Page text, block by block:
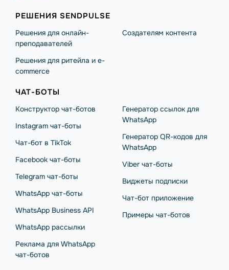
РЕШЕНИЯ SENDPULSE
Решения для онлайн-
преподавателей
Решения для ритейла и e-
commerce
Создателям контента
ЧАТ-БОТЫ
Конструктор чат-ботов
Instagram чат-боты
Чат-бот в TikTok
Facebook чат-боты
Telegram чат-боты
WhatsApp чат-боты
WhatsApp Business API
WhatsApp рассылки
Реклама для WhatsApp
чат-ботов
Генератор ссылок для
WhatsApp
Генератор QR-кодов для
WhatsApp
Viber чат-боты
Виджеты подписки
Чат-бот приложение
Примеры чат-ботов